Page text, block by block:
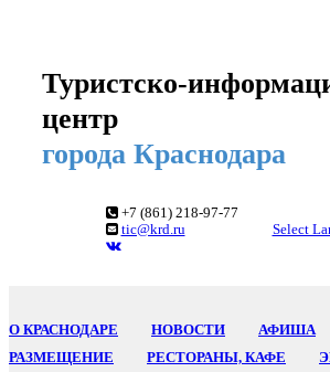
Туристско-
центр
города Краснодара
+7 (861) 218-97-77
tic@krd.ru
Select
О КРАСНОДАРЕ НОВОСТИ
АФИША
РАЗМЕЩЕНИЕ
РЕСТОРАНЫ, КАФЕ